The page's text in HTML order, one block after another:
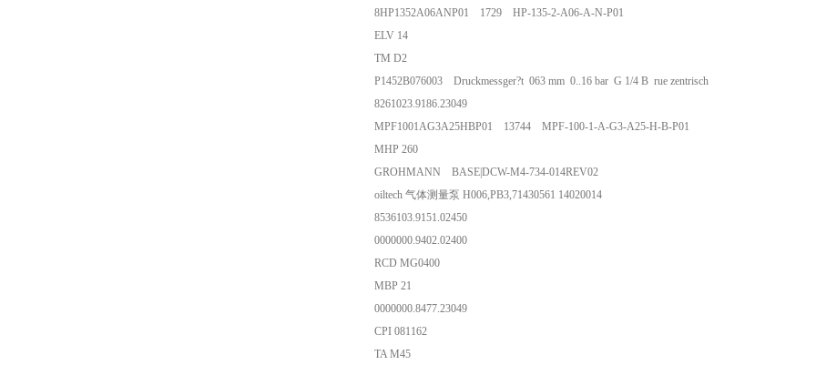
8HP1352A06ANP01 1729 HP-135-2-A06-A-N-P01
ELV 14
TM D2
P1452B076003 Druckmessger?t 063 mm 0..16 bar G 1/4 B rue zentrisch
8261023.9186.23049
MPF1001AG3A25HBP01 13744 MPF-100-1-A-G3-A25-H-B-P01
MHP 260
GROHMANN BASE|DCW-M4-734-014REV02
oiltech 气体测量泵 H006,PB3,71430561 14020014
8536103.9151.02450
0000000.9402.02400
RCD MG0400
MBP 21
0000000.8477.23049
CPI 081162
TA M45